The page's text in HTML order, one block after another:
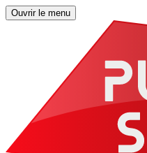
Ouvrir le menu